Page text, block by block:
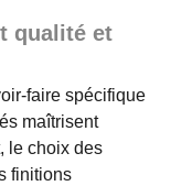
qualité et
faire spécifique
maîtrisent
le choix des
finitions